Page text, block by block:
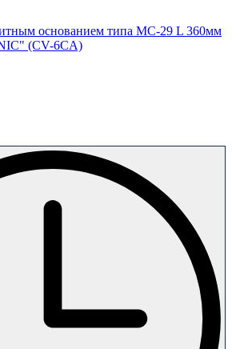
основанием типа МС-29 L 360мм
(CV-6CA)